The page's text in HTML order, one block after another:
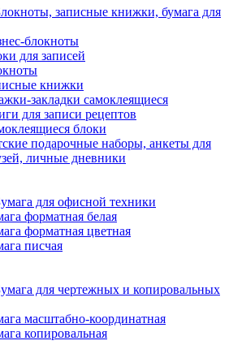
записные книжки, бумага для
блокноты
для записей
книжки
закладки самоклеящиеся
для записи рецептов
блоки
подарочные наборы, анкеты для
личные дневники
для офисной техники
форматная белая
форматная цветная
писчая
для чертежных и копировальных
масштабно-координатная
копировальная